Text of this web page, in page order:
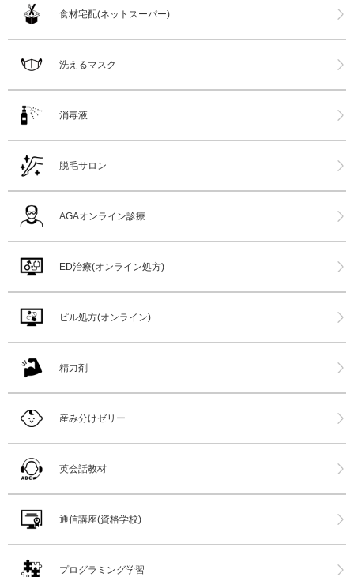
食材宅配(ネットスーパー)
洗えるマスク
消毒液
脱毛サロン
AGAオンライン診療
ED治療(オンライン処方)
ピル処方(オンライン)
精力剤
産み分けゼリー
英会話教材
通信講座(資格学校)
プログラミング学習